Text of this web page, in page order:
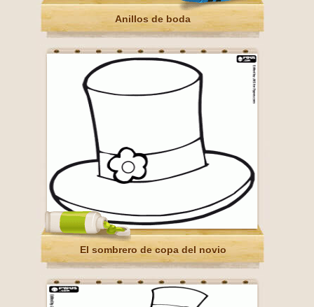
Anillos de boda
El sombrero de copa del novio